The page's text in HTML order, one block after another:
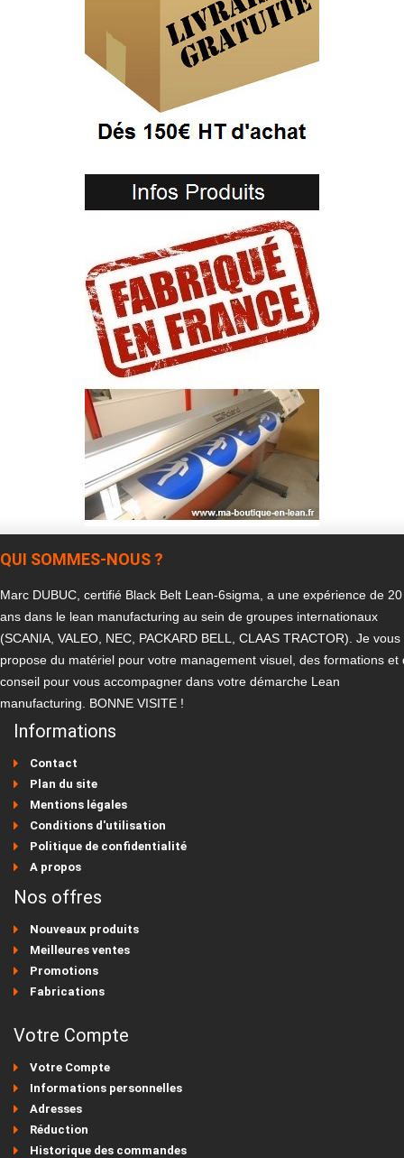
QUI SOMMES-NOUS ?
Marc DUBUC, certifié Black Belt Lean-6sigma, a une expérience de 20
ans dans le lean manufacturing au sein de groupes internationaux
(SCANIA, VALEO, NEC, PACKARD BELL, CLAAS TRACTOR). Je vous
propose du matériel pour votre management visuel, des formations et
conseil pour vous accompagner dans votre démarche Lean
manufacturing. BONNE VISITE !
Informations
Contact
Plan du site
Mentions légales
Conditions d'utilisation
Politique de confidentialité
A propos
Nos offres
Nouveaux produits
Meilleures ventes
Promotions
Fabrications
Votre Compte
Votre Compte
Informations personnelles
Adresses
Réduction
Historique des commandes